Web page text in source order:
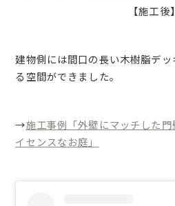
【施工後】
建物側には間口の長い木樹脂デ
る空間ができました。
→施工事例「外壁にマッチした
イセンスなお庭」